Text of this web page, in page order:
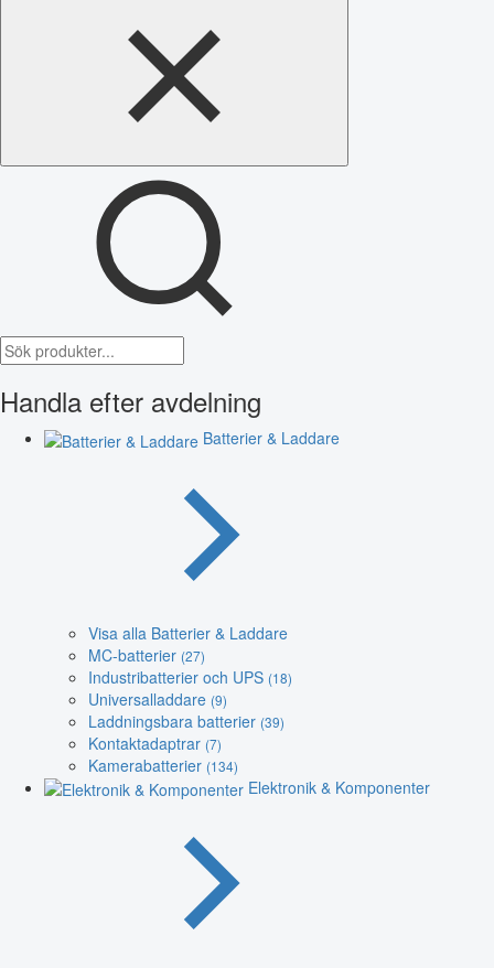
Handla efter avdelning
Batterier & Laddare
Visa alla Batterier & Laddare
MC-batterier (27)
Industribatterier och UPS (18)
Universalladdare (9)
Laddningsbara batterier (39)
Kontaktadaptrar (7)
Kamerabatterier (134)
Elektronik & Komponenter